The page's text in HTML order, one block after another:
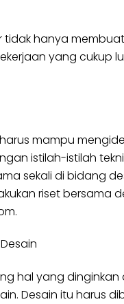
tidak hanya membuat
yang cukup
mampu
istilah-istilah
sekali di bidang
riset bersama
hal yang dinginkan
Desain itu harus